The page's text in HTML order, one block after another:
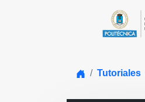
Inicio
Tutoriales